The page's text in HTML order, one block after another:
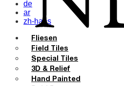
de
ar
zh-hans
Fliesen
Field Tiles
Special Tiles
3D & Relief
Hand Painted